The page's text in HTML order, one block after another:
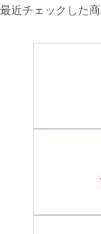
最近チェックした商